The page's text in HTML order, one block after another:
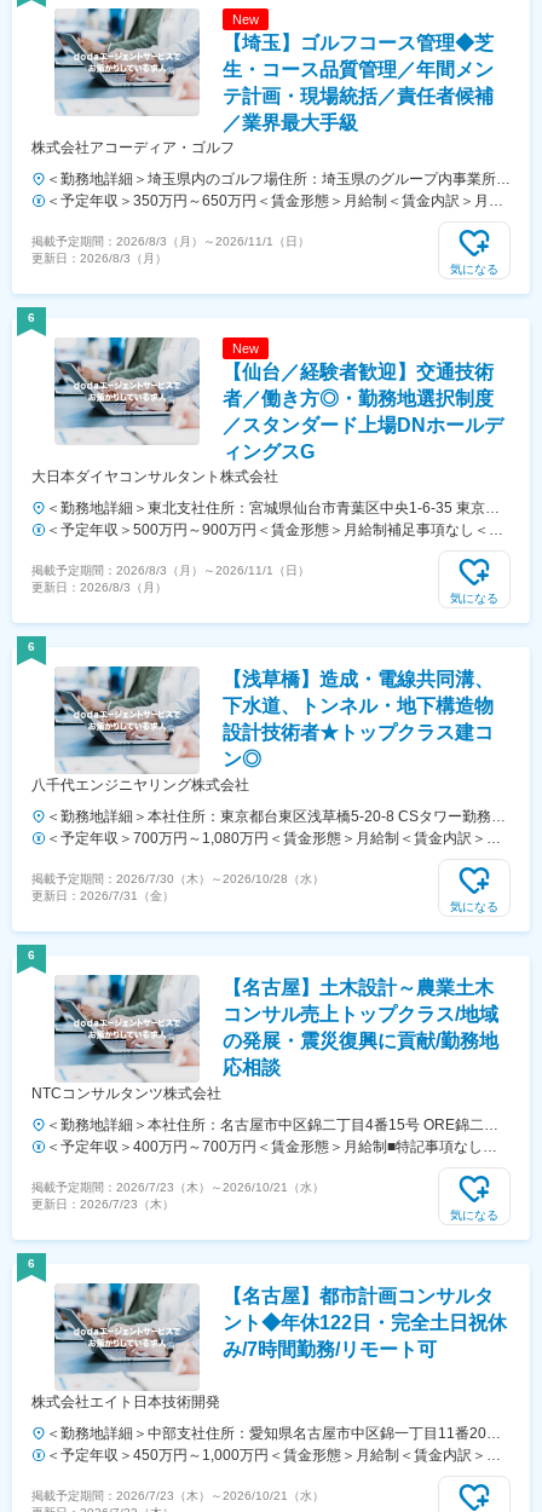
New
【埼玉】ゴルフコース管理◆芝
生・コース品質管理／年間メン
テ計画・現場統括／責任者候補
／業界最大手級
株式会社アコーディア・ゴルフ
＜勤務地詳細＞埼玉県内のゴルフ場住所：埼玉県のグループ内事業所
受動喫煙対策：屋内全面禁煙変更の範囲：会社の定める事業所
＜予定年収＞350万円～650万円＜賃金形態＞月給制＜賃金内訳＞月額
（基本給）：258,000円～412,000円固定残業手当/月：37,284円～
59,538円（固定残業時間20時間0分/月）超過した時間外労働の残業手
当は追加支給＜月給＞295,284円～471,538円（一律手当を含む）＜昇
含めた表記です。
掲載予定期間： 2026/8/3（月） ～2026/11/1（日）
更新日： 2026/8/3（月）
気になる
6
New
【仙台／経験者歓迎】交通技術
者／働き方◎・勤務地選択制度
／スタンダード上場DNホールデ
ィングスG
大日本ダイヤコンサルタント株式会社
＜勤務地詳細＞東北支社住所：宮城県仙台市青葉区中央1-6-35 東京建
物ビル16F勤務地最寄駅：秋田新幹線線／仙台駅受動喫煙対策：屋内全
面禁煙変更の範囲：会社の定める事業所（リモートワーク含む）
＜予定年収＞500万円～900万円＜賃金形態＞月給制補足事項なし＜賃
金内訳＞月額（基本給）：230,000円その他固定手当/月：20,000円＜
月給＞250,000円＜昇給有無＞有＜残業手当＞有＜給与補足＞※前職の
年収、年齢や経験を考慮の上、決定します。モデル年収（入社2年目以
掲載予定期間： 2026/8/3（月） ～2026/11/1（日）
更新日： 2026/8/3（月）
気になる
6
【浅草橋】造成・電線共同溝、
下水道、トンネル・地下構造物
設計技術者★トップクラス建コ
ン◎
八千代エンジニヤリング株式会社
＜勤務地詳細＞本社住所：東京都台東区浅草橋5-20-8 CSタワー勤務地
最寄駅：JR線／秋葉原駅受動喫煙対策：敷地内喫煙可能場所あり変更
＜予定年収＞700万円～1,080万円＜賃金形態＞月給制＜賃金内訳＞月
額（基本給）：321,300円～582,700円その他固定手当/月：12,000円＜
月給＞333,300円～594,700円＜昇給有無＞有＜残業手当＞有＜給与補
足＞■モデル年収700万円／31歳780万円／37歳1040万円／45歳（管理
り、選考を通じて上下する可能性があります。月給(月額)は固定手当を
含めた表記です。
掲載予定期間： 2026/7/30（木） ～2026/10/28（水）
更新日： 2026/7/31（金）
気になる
6
【名古屋】土木設計～農業土木
コンサル売上トップクラス/地域
の発展・震災復興に貢献/勤務地
応相談
NTCコンサルタンツ株式会社
＜勤務地詳細＞本社住所：名古屋市中区錦二丁目4番15号 ORE錦二丁
目ビル４階勤務地最寄駅：地下鉄線／丸の内駅、久屋大通駅、伏見駅受
動喫煙対策：屋内喫煙可能場所あり変更の範囲：会社の定める事業所
＜予定年収＞400万円～700万円＜賃金形態＞月給制■特記事項なし＜
賃金内訳＞月額（基本給）：230,000円～450,000円＜月給＞230,000
円～450,000円＜昇給有無＞有＜残業手当＞有＜給与補足＞※年収は基
本給と残業代込みの金額となります。※昇給：年1回、賞与：年2回賃金
掲載予定期間： 2026/7/23（木） ～2026/10/21（水）
更新日： 2026/7/23（木）
気になる
6
【名古屋】都市計画コンサルタ
ント◆年休122日・完全土日祝休
み/7時間勤務/リモート可
株式会社エイト日本技術開発
＜勤務地詳細＞中部支社住所：愛知県名古屋市中区錦一丁目11番20号
平和不動産名古屋伏見ビル受動喫煙対策：屋内全面禁煙変更の範囲：会
＜予定年収＞450万円～1,000万円＜賃金形態＞月給制＜賃金内訳＞月
額（基本給）：250,000円～500,000円＜月給＞250,000円～500,000円
＜昇給有無＞有＜残業手当＞有＜給与補足＞■賞与：年2回（6・12月）
掲載予定期間： 2026/7/23（木） ～2026/10/21（水）